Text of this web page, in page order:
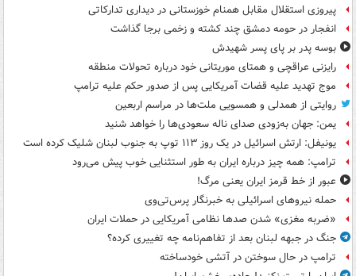
پیروزی استقلال مقابل همنام خوزستانی در دیداری تدارکاتی
انفجار در حومه دمشق چند کشته و زخمی برجا گذاشت
بوسه‌ پدر بر پای پسر شهیدش
رایزنی عراقچی و همتای موریتانی خود درباره تحولات منطقه
موج تهدید علیه قضات آمریکایی پس از صدور حکم علیه ترامپ
روایتی از همدلی و همسویی ملت‌ها در مراسم اربعین
یمن: جهان به‌زودی صدای ناله سعودی‌ها را خواهد شنید
یونیفل: ارتش اسرائیل در یک روز ۱۱۳ توپ به جنوب لبنان شلیک کرده است
ترامپ: همه چیز درباره ایران به طور استثنایی خوب پیش می‌رود
عبور از خط قرمز ایران یعنی مرگ!
حمله نیروهای اسرائیلی به خبرنگار پرس‌تی‌وی
«ضربه مغزی» شدن صدها نظامی آمریکایی در حملات ایران
جنگ در جبهه لبنان بعد از تفاهم‌نامه چه تغییری کرده؟
ترامپ در حال سوختن در آتشی خودساخته